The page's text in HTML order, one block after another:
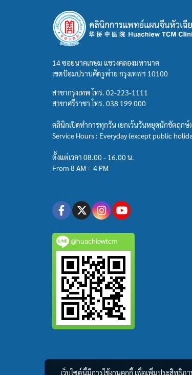
14 ซอยนาคเกษม แขวงคลองมหานาค
เขตป้อมปราบศัตรูพ่าย กรุงเทพฯ 10100
สาขากรุงเทพ โทร. 02-223-1111
สาขาศรีราชา โทร. 038 199 000
คลินิกเปิดทำการทุกวัน (ยกเว้นวันหยุดนักขัตฤกษ์)
Service Hours : Everyday (except public
ตั้งแต่เวลา 08.00 - 16.00 น.
From 8 AM – 4 PM
@huachiewtcm
เว็บไซต์นี้มีการใช้งานคุกกี้ เพื่อเพิ่มประสิทธิภ